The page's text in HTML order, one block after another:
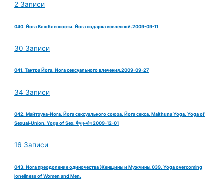
2 Записи
040. Йога Влюбленности. Йога подарка вселенной.2009-09-11
30 Записи
041. Тантра Йога. Йога сексуального влечения.2009-09-27
34 Записи
042. Майтхуна-Йога. Йога сексуального союза. Йога секса. Maithuna Yoga. Yoga of
Sexual-Union. Yoga of Sex. मैथुन-योग 2009-12-01
16 Записи
043. Йога преодоление одиночества Женщины и Мужчины.039. Yoga overcoming
loneliness of Women and Men.